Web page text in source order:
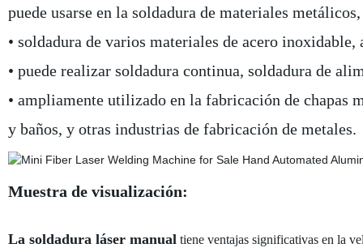
puede usarse en la soldadura de materiales
• soldadura de varios materiales de acero
• puede realizar soldadura continua, soldadura de
• ampliamente utilizado en la fabricación de chapas
y baños, y otras industrias de fabricación de metales.
Muestra de visualización:
La soldadura láser manual tiene ventajas significativas en la